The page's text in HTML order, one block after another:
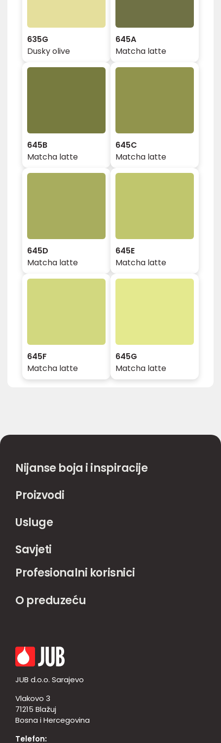
635G
Dusky olive
645A
Matcha latte
645B
Matcha latte
645C
Matcha latte
645D
Matcha latte
645E
Matcha latte
645F
Matcha latte
645G
Matcha latte
Nijanse boja i inspiracije
Proizvodi
Usluge
Savjeti
Profesionalni korisnici
O preduzeću
JUB d.o.o. Sarajevo
Vlakovo 3
71215 Blažuj
Bosna i Hercegovina
Telefon: